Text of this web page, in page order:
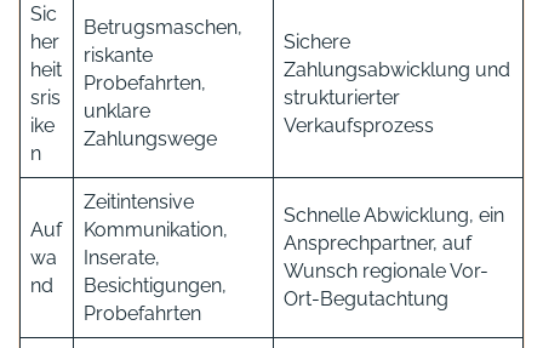
Sic
her
heit
sris
ike
n
Betrugsmaschen,
riskante
Probefahrten,
unklare
Zahlungswege
Sichere
Zahlungsabwicklung und
strukturierter
Verkaufsprozess
Auf
wa
nd
Zeitintensive
Kommunikation,
Inserate,
Besichtigungen,
Probefahrten
Schnelle Abwicklung, ein
Ansprechpartner, auf
Wunsch regionale Vor-
Ort-Begutachtung